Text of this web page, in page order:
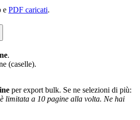
e PDF caricati.
.
(caselle).
per export bulk. Se ne selezioni di più:
limitata a 10 pagine alla volta. Ne hai